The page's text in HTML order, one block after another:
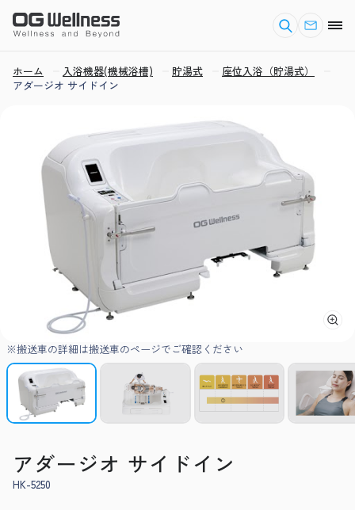
ホーム 入浴機器(機械浴槽) 貯湯式
座位入浴（貯湯式）
アダージオ サイドイン
※搬送車の詳細は搬送車のページでご確認ください
アダージオ サイドイン
HK-5250